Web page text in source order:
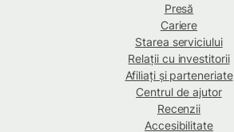
Presă
Cariere
Starea serviciului
Relații cu investitorii
Afiliați și parteneriate
Centrul de ajutor
Recenzii
Accesibilitate